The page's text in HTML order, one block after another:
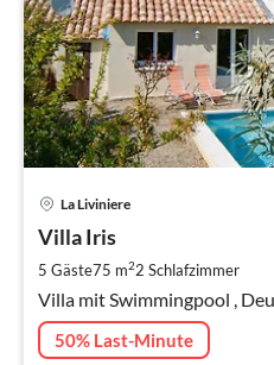
La Liviniere
Villa Iris
5 Gäste75 m22 Schlafzimmer
Villa mit Swimmingpool ,
50% Last-Minute